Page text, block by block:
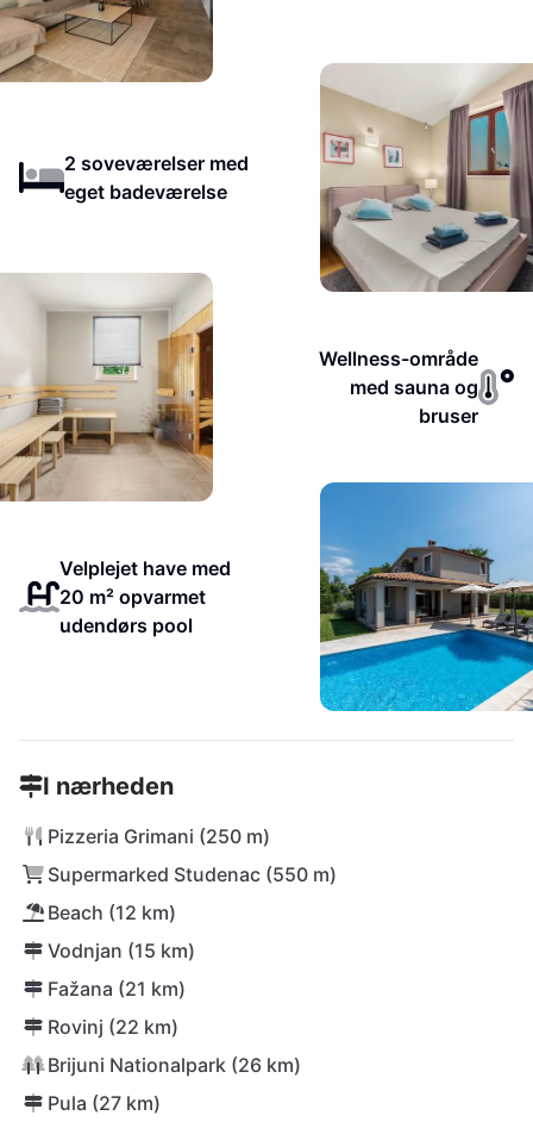
2 soveværelser med
eget badeværelse
Wellness-område
med sauna og
bruser
Velplejet have med
20 m² opvarmet
udendørs pool
I nærheden
Pizzeria Grimani (250 m)
Supermarked Studenac (550 m)
Beach (12 km)
Vodnjan (15 km)
Fažana (21 km)
Rovinj (22 km)
Brijuni Nationalpark (26 km)
Pula (27 km)